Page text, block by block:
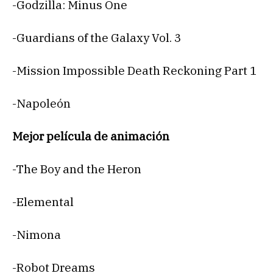
-Godzilla: Minus One
-Guardians of the Galaxy Vol. 3
-Mission Impossible Death Reckoning Part 1
-Napoleón
Mejor película de animación
-The Boy and the Heron
-Elemental
-Nimona
-Robot Dreams